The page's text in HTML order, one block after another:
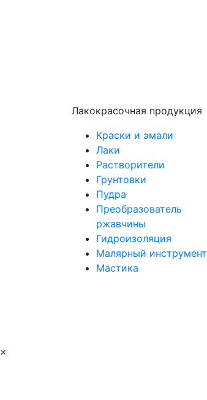
Лакокрасочная продукция
Краски и эмали
Лаки
Растворители
Грунтовки
Пудра
Преобразователь
ржавчины
Гидроизоляция
Малярный инструмент
Мастика
×